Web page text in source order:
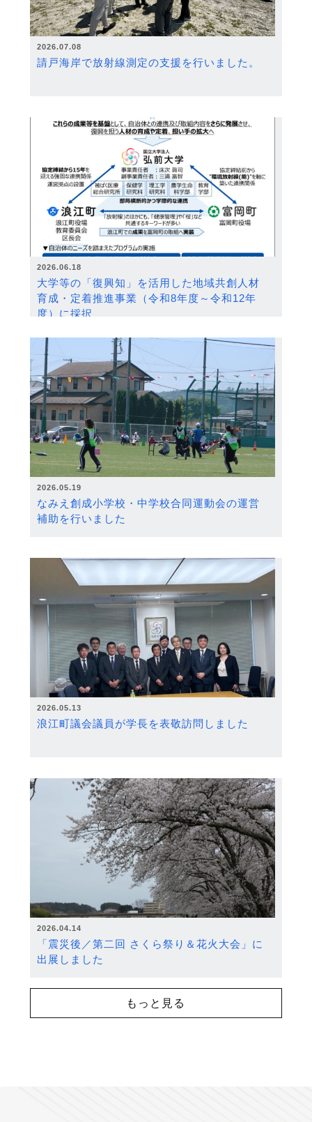
2026.07.08
請戸海岸で放射線測定の支援を行いました。
2026.06.18
大学等の「復興知」を活用した地域共創人材
育成・定着推進事業（令和8年度～令和12年
度）に採択
2026.05.19
なみえ創成小学校・中学校合同運動会の運営
補助を行いました
2026.05.13
浪江町議会議員が学長を表敬訪問しました
2026.04.14
「震災後／第二回 さくら祭り＆花火大会」に
出展しました
もっと見る